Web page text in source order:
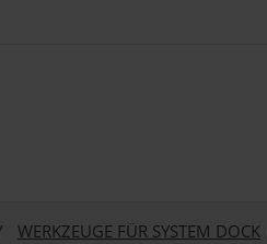
WERKZEUGE FÜR SYSTEM DOCK